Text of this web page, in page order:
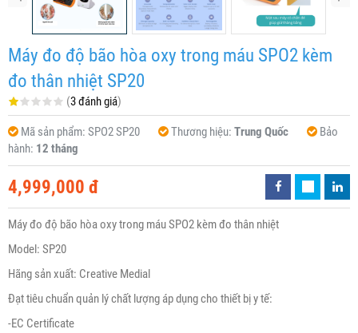
Máy đo độ bão hòa oxy trong máu SPO2 kèm
đo thân nhiệt SP20
(3 đánh giá)
Mã sản phẩm: SPO2 SP20 Thương hiệu: Trung Quốc
Bảo
hành: 12 tháng
4,999,000 đ
Máy đo độ bão hòa oxy trong máu SPO2 kèm đo thân nhiệt
Model: SP20
Hãng sản xuất: Creative Medial
Đạt tiêu chuẩn quản lý chất lượng áp dụng cho thiết bị y tế:
-EC Certificate